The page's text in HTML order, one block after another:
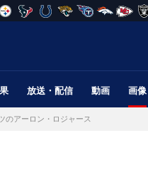
放送・配信 動画 画像
アーロン・ロジャース